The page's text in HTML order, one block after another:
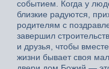
событием. Когда у
близкие радуются,
родителям с
завершил
и друзья, чтобы
жизни бывает своя